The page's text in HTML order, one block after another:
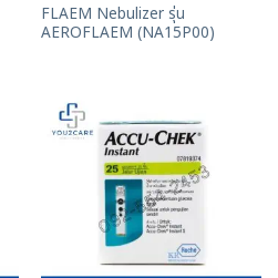
FLAEM Nebulizer รุ่น
AEROFLAEM (NA15P00)